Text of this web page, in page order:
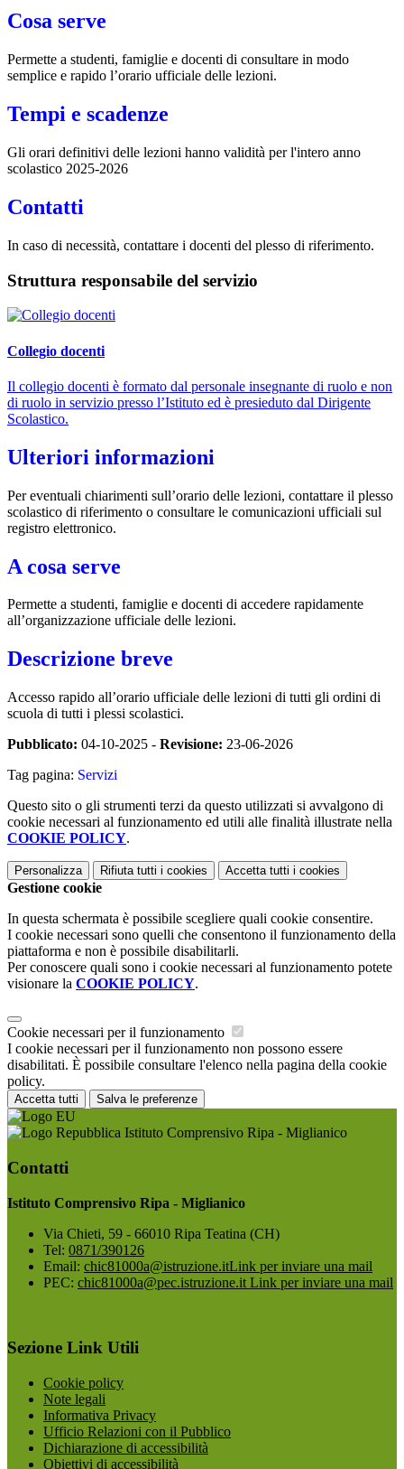
Cosa serve
Permette a studenti, famiglie e docenti di consultare in modo
semplice e rapido l’orario ufficiale delle lezioni.
Tempi e scadenze
Gli orari definitivi delle lezioni hanno validità per l'intero anno
scolastico 2025-2026
Contatti
In caso di necessità, contattare i docenti del plesso di riferimento.
Struttura responsabile del servizio
Collegio docenti
Il collegio docenti è formato dal personale insegnante di ruolo e non
di ruolo in servizio presso l’Istituto ed è presieduto dal Dirigente
Scolastico.
Ulteriori informazioni
Per eventuali chiarimenti sull’orario delle lezioni, contattare il plesso
scolastico di riferimento o consultare le comunicazioni ufficiali sul
registro elettronico.
A cosa serve
Permette a studenti, famiglie e docenti di accedere rapidamente
all’organizzazione ufficiale delle lezioni.
Descrizione breve
Accesso rapido all’orario ufficiale delle lezioni di tutti gli ordini di
scuola di tutti i plessi scolastici.
Pubblicato: 04-10-2025 - Revisione: 23-06-2026
Tag pagina: Servizi
Questo sito o gli strumenti terzi da questo utilizzati si avvalgono di
cookie necessari al funzionamento ed utili alle finalità illustrate nella
COOKIE POLICY.
Personalizza Rifiuta tutti i cookies Accetta tutti i cookies
Gestione cookie
In questa schermata è possibile scegliere quali cookie consentire.
I cookie necessari sono quelli che consentono il funzionamento della
piattaforma e non è possibile disabilitarli.
Per conoscere quali sono i cookie necessari al funzionamento potete
visionare la COOKIE POLICY.
Cookie necessari per il funzionamento
I cookie necessari per il funzionamento non possono essere
disabilitati. È possibile consultare l'elenco nella pagina della cookie
policy.
Accetta tutti Salva le preferenze
Istituto Comprensivo Ripa - Miglianico
Contatti
Istituto Comprensivo Ripa - Miglianico
Via Chieti, 59 - 66010 Ripa Teatina (CH)
Tel: 0871/390126
Email: chic81000a@istruzione.itLink per inviare una mail
PEC: chic81000a@pec.istruzione.it Link per inviare una mail
Sezione Link Utili
Cookie policy
Note legali
Informativa Privacy
Ufficio Relazioni con il Pubblico
Dichiarazione di accessibilità
Obiettivi di accessibilità